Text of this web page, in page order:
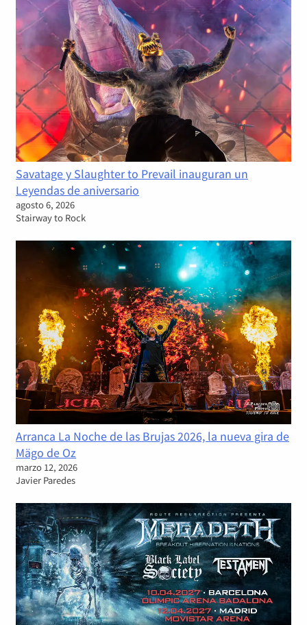
Savatage y Slaughter to Prevail inauguran un
Leyendas de aniversario
agosto 6, 2026
Stairway to Rock
Arranca La Noche de las Brujas 2026, la nueva gira de
Mägo de Oz
marzo 12, 2026
Javier Paredes